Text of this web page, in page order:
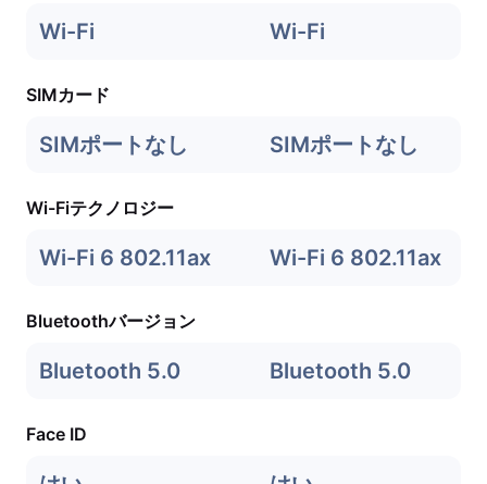
Wi-Fi Wi-Fi
SIMカード
SIMポートなし SIMポートなし
Wi-Fiテクノロジー
Wi-Fi 6 802.11ax Wi-Fi 6 802.11ax
Bluetoothバージョン
Bluetooth 5.0 Bluetooth 5.0
Face ID